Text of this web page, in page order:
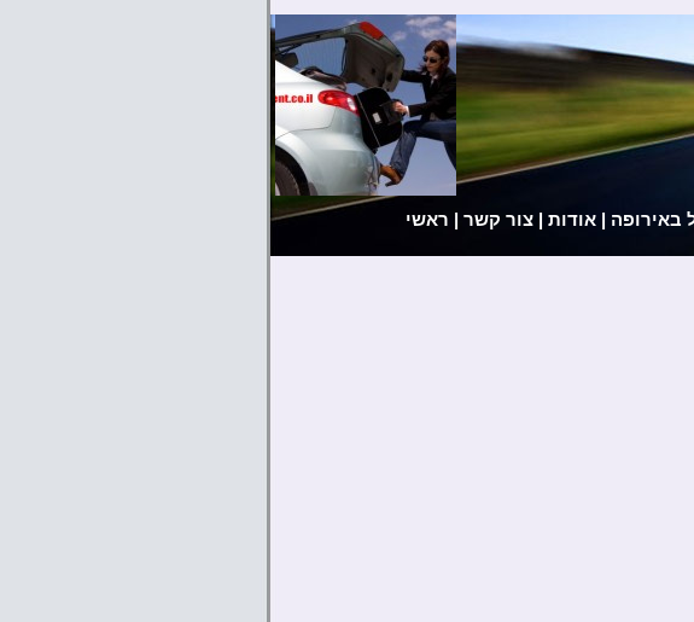
ראשי צור קשר | אודות | באירופה |